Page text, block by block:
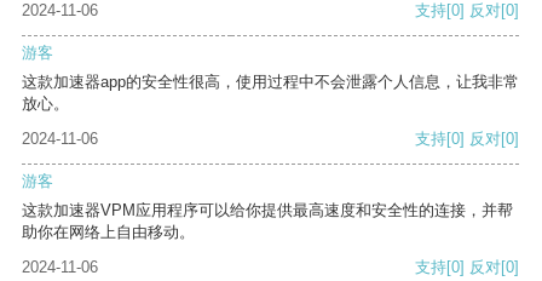
2024-11-06
支持[0] 反对[0]
游客
这款加速器app的安全性很高，使用过程中不会泄露个人信息，让我非常
放心。
2024-11-06
支持[0] 反对[0]
游客
这款加速器VPM应用程序可以给你提供最高速度和安全性的连接，并帮
助你在网络上自由移动。
2024-11-06
支持[0] 反对[0]